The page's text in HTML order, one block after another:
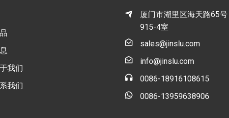
我们
我们
厦门市湖里区海天路65号
915-4室
sales@jinslu.com
info@jinslu.com
0086-18916108615
0086-13959638906